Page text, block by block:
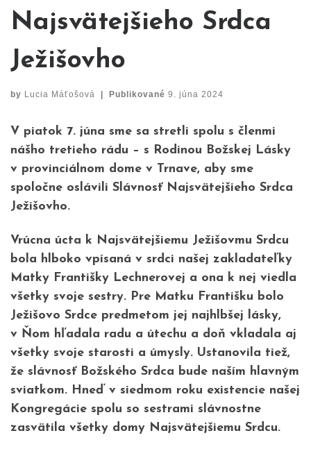
Najsvätejšieho Srdca
Ježišovho
by Lucia Máťošová Publikované 9. júna 2024
V piatok 7. júna sme sa stretli spolu s členmi
nášho tretieho rádu – s Rodinou Božskej Lásky
v provinciálnom dome v Trnave, aby sme
spoločne oslávili Slávnosť Najsvätejšieho Srdca
Ježišovho.
Vrúcna úcta k Najsvätejšiemu Ježišovmu Srdcu
bola hlboko vpísaná v srdci našej zakladateľky
Matky Františky Lechnerovej a ona k nej viedla
všetky svoje sestry. Pre Matku Františku bolo
Ježišovo Srdce predmetom jej najhlbšej lásky,
v Ňom hľadala radu a útechu a doň vkladala aj
všetky svoje starosti a úmysly. Ustanovila tiež,
že slávnosť Božského Srdca bude naším hlavným
sviatkom. Hneď v siedmom roku existencie našej
Kongregácie spolu so sestrami slávnostne
zasvätila všetky domy Najsvätejšiemu Srdcu.